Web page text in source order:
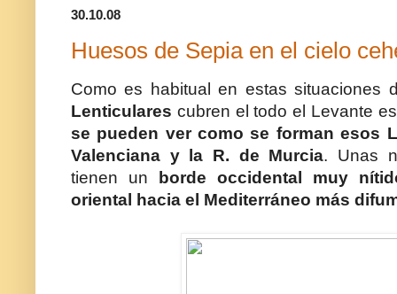
30.10.08
Huesos de Sepia en el cielo
Como es habitual en estas situaciones
Lenticulares cubren el todo el Levante
se pueden ver como se forman esos
Valenciana y la R. de Murcia. Unas
tienen un borde occidental muy
oriental hacia el Mediterráneo más